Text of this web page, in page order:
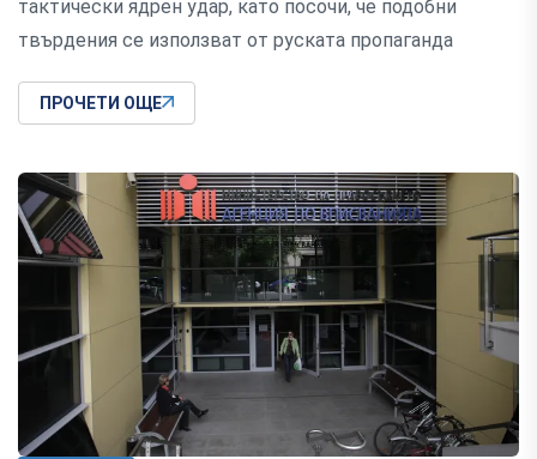
тактически ядрен удар, като посочи, че подобни
твърдения се използват от руската пропаганда
ПРОЧЕТИ ОЩЕ